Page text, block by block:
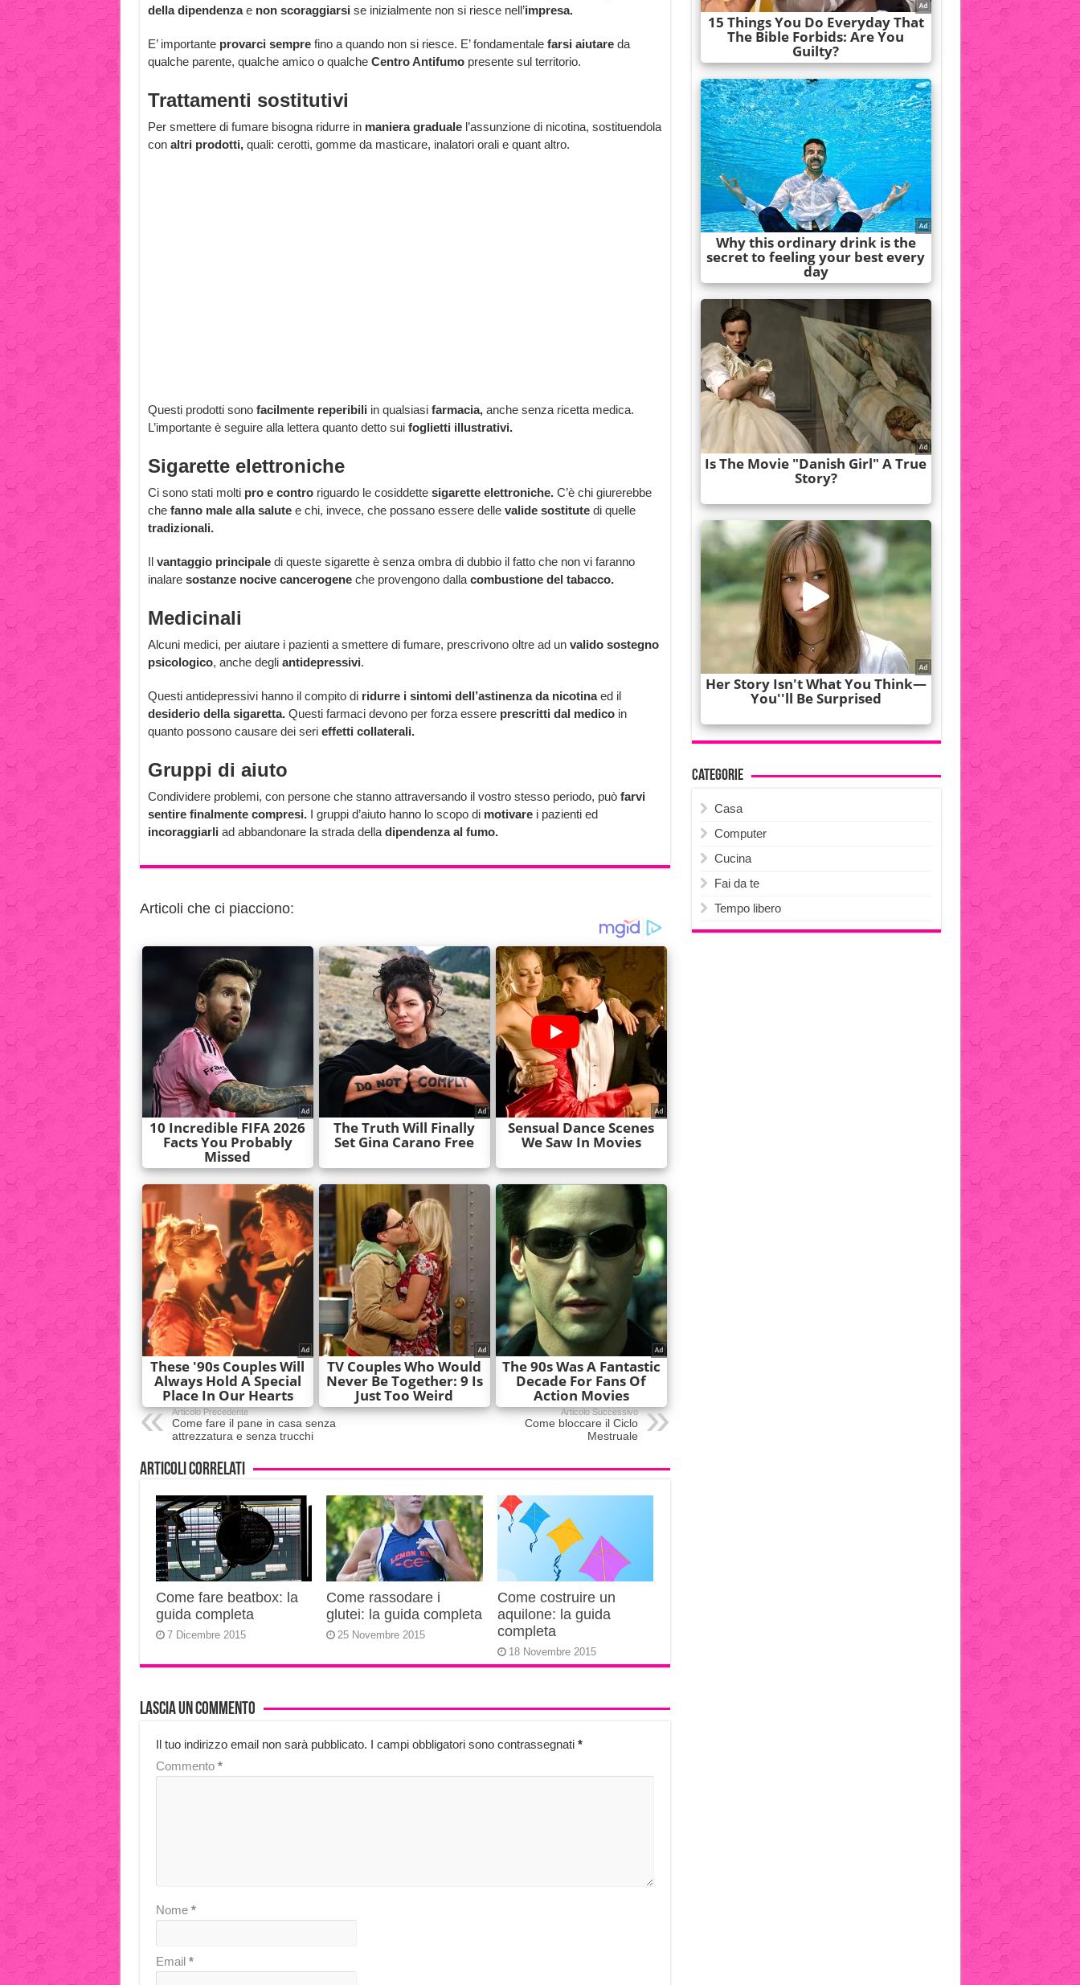
della dipendenzae non scoraggiarsi se inizialmente non si riesce nell’impresa.
E’ importante provarci semprefino a quando non si riesce. E’ fondamentale farsi aiutareda
qualche parente, qualche amico o qualche Centro Antifumopresente sul territorio.
Trattamenti sostitutivi
Per smettere di fumare bisogna ridurre in maniera gradualel’assunzione di nicotina, sostituendola
con altri prodotti,quali: cerotti, gomme da masticare, inalatori orali e quant altro.
Questi prodotti sono facilmente reperibili in qualsiasifarmacia,anche senza ricetta medica.
L’importante è seguire alla lettera quanto detto suifoglietti illustrativi.
Sigarette elettroniche
Ci sono stati molti pro e controriguardo le cosiddette sigarette elettroniche.C’è chi giurerebbe
chefanno male alla salutee chi, invece, che possano essere delle valide sostitute di quelle
tradizionali.
Il vantaggio principaledi queste sigarette è senza ombra di dubbio il fatto che non vi faranno
inalare sostanze nocive cancerogeneche provengono dalla combustione del tabacco.
Medicinali
Alcuni medici, per aiutare i pazienti a smettere di fumare, prescrivono oltre ad un valido sostegno
psicologico, anche degli antidepressivi.
Questi antidepressivi hanno il compito di ridurre i sintomi dell’astinenza da nicotinaed il
desiderio della sigaretta. Questi farmaci devono per forza essere prescritti dal medicoin
quanto possono causare dei seri effetti collaterali.
Gruppi di aiuto
Condividere problemi, con persone che stanno attraversando il vostro stesso periodo, può farvi
sentire finalmente compresi.I gruppi d’aiuto hanno lo scopo dimotivarei pazienti ed
incoraggiarli ad abbandonare la strada della dipendenza al fumo.
Articoli che ci piacciono:
Articolo Precedente
Come fare il pane in casa senza
attrezzatura e senza trucchi
Articolo Successivo
Come bloccare il Ciclo
Mestruale
Articoli correlati
Come fare beatbox: la
guida completa
7 Dicembre 2015
Come rassodare i
glutei: la guida completa
25 Novembre 2015
Come costruire un
aquilone: la guida
completa
18 Novembre 2015
Lascia un commento
Il tuo indirizzo email non sarà pubblicato. I campi obbligatori sono contrassegnati *
Commento *
Nome *
Email *
Categorie
Casa
Computer
Cucina
Fai da te
Tempo libero